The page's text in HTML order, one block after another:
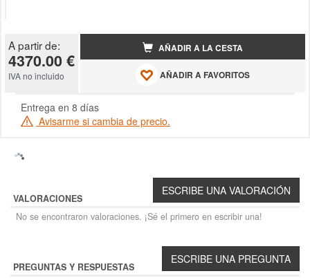
A partir de:
4370.00 €
IVA no incluido
AÑADIR A LA CESTA
AÑADIR A FAVORITOS
Entrega en 8 días
Avisarme si cambia de precio.
VALORACIONES
No se encontraron valoraciones. ¡Sé el primero en escribir una!
PREGUNTAS Y RESPUESTAS